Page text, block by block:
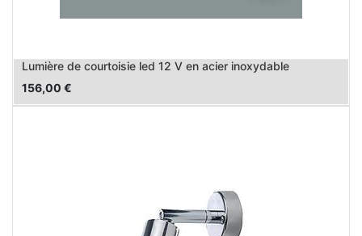
Lumière de courtoisie led 12 V en acier inoxydable
156,00 €